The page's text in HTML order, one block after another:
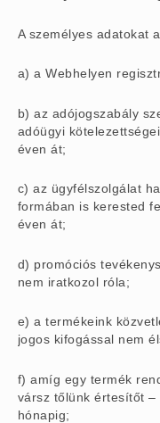
A személyes adatokat
a) a Webhelyen
b) az adójogszabály
adóügyi
éven át;
c) az ügyfélszolgálat
formában is kerested
éven át;
d) promóciós
nem iratkozol róla;
e) a termékeink
jogos kifogással nem
f) amíg egy termék
vársz tőlünk értesítőt
hónapig;